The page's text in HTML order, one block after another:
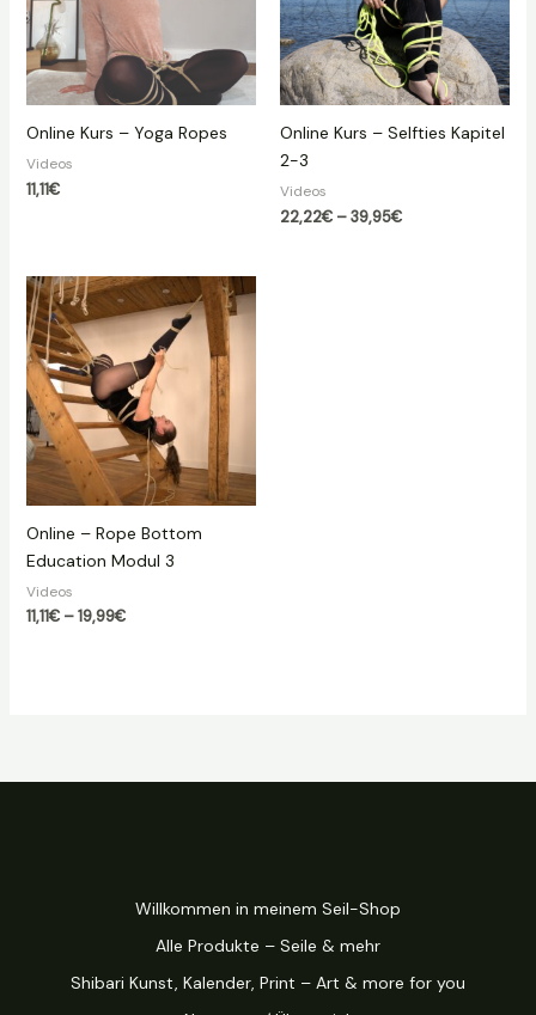
Online Kurs – Yoga Ropes
Videos
11,11€
Online Kurs – Selfties Kapitel
2-3
Videos
22,22€ –39,95€Preisspanne:
Online – Rope Bottom
Education Modul 3
Videos
11,11€ –19,99€Preisspanne:
Willkommen in meinem Seil-Shop
Alle Produkte – Seile & mehr
Shibari Kunst, Kalender, Print – Art & more for you